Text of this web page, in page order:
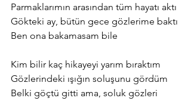
Parmaklarımın arasından tüm hayatı aktı
Gökteki ay, bütün gece gözlerime baktı
Ben ona bakamasam bile
Kim bilir kaç hikayeyi yarım bıraktım
Gözlerindeki ışığın soluşunu gördüm
Belki göçtü gitti ama, soluk gözleri